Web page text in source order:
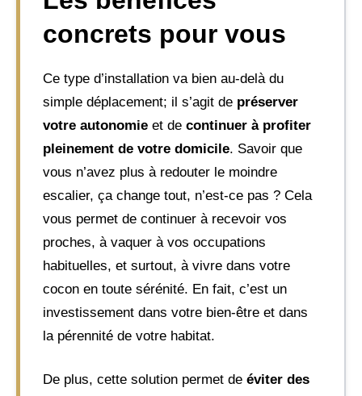
concrets pour vous
Ce type d’installation va bien au-delà du
simple déplacement; il s’agit de préserver
votre autonomie et de continuer à profiter
pleinement de votre domicile. Savoir que
vous n’avez plus à redouter le moindre
escalier, ça change tout, n’est-ce pas ? Cela
vous permet de continuer à recevoir vos
proches, à vaquer à vos occupations
habituelles, et surtout, à vivre dans votre
cocon en toute sérénité. En fait, c’est un
investissement dans votre bien-être et dans
la pérennité de votre habitat.
De plus, cette solution permet de éviter des